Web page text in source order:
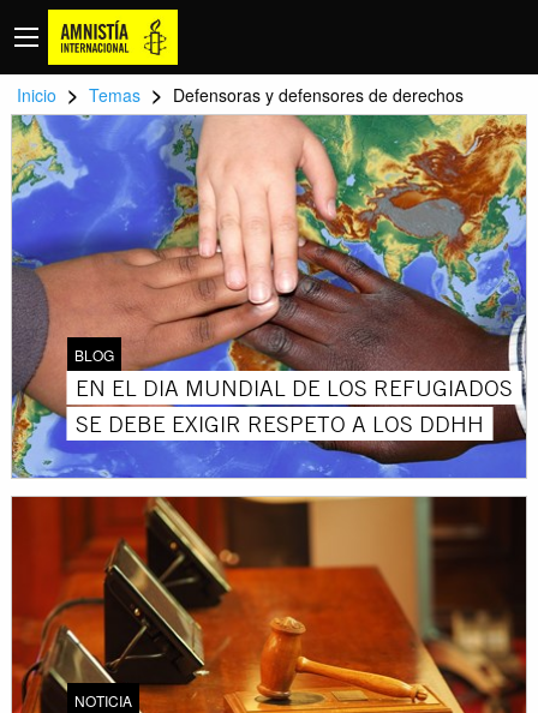
Inicio > Temas > Defensoras y defensores de derechos
BLOG
EN EL DIA MUNDIAL DE LOS REFUGIADOS
SE DEBE EXIGIR RESPETO A LOS DDHH
NOTICIA